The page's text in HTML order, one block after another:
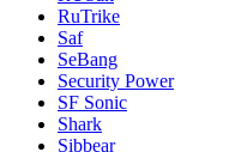
RuTrike
Saf
SeBang
Security Power
SF Sonic
Shark
Sibbear